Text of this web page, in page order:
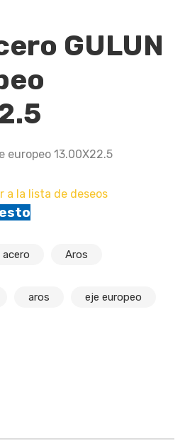
GULUN
europeo 13.00X22.5
a la lista de deseos
Aros
aros eje europeo